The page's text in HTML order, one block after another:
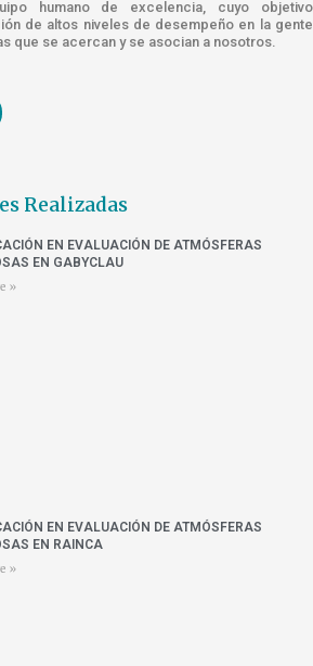
humano de excelencia, cuyo objetivo
de altos niveles de desempeño en la gente
que se acercan y se asocian a nosotros.
Realizadas
EN EVALUACIÓN DE ATMÓSFERAS
EN GABYCLAU
»
EN EVALUACIÓN DE ATMÓSFERAS
EN RAINCA
»